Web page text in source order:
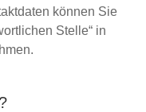
können Sie
Stelle“ in